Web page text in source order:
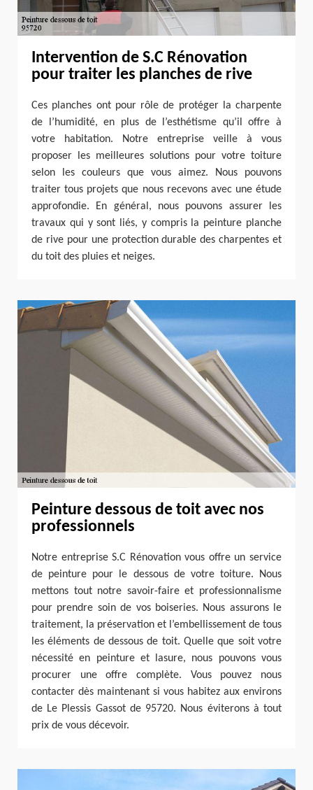
Intervention de S.C Rénovation
pour traiter les planches de rive
Ces planches ont pour rôle de protéger la charpente
de l’humidité, en plus de l’esthétisme qu’il offre à
votre habitation. Notre entreprise veille à vous
proposer les meilleures solutions pour votre toiture
selon les couleurs que vous aimez. Nous pouvons
traiter tous projets que nous recevons avec une étude
approfondie. En général, nous pouvons assurer les
travaux qui y sont liés, y compris la peinture planche
de rive pour une protection durable des charpentes et
du toit des pluies et neiges.
Peinture dessous de toit avec nos
professionnels
Notre entreprise S.C Rénovation vous offre un service
de peinture pour le dessous de votre toiture. Nous
mettons tout notre savoir-faire et professionnalisme
pour prendre soin de vos boiseries. Nous assurons le
traitement, la préservation et l’embellissement de tous
les éléments de dessous de toit. Quelle que soit votre
nécessité en peinture et lasure, nous pouvons vous
procurer une offre complète. Vous pouvez nous
contacter dès maintenant si vous habitez aux environs
de Le Plessis Gassot de 95720. Nous éviterons à tout
prix de vous décevoir.